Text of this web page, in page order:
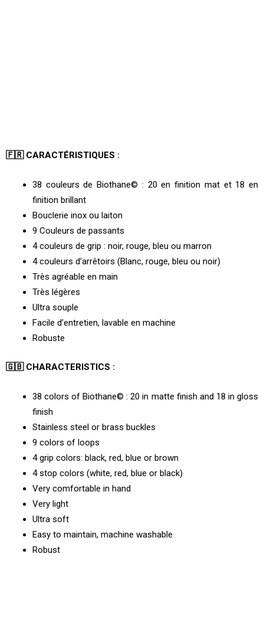
🇫🇷 CARACTÉRISTIQUES :
38 couleurs de Biothane© : 20 en finition mat et 18 en
finition brillant
Bouclerie inox ou laiton
9 Couleurs de passants
4 couleurs de grip : noir, rouge, bleu ou marron
4 couleurs d’arrêtoirs (Blanc, rouge, bleu ou noir)
Très agréable en main
Très légères
Ultra souple
Facile d’entretien, lavable en machine
Robuste
🇬🇧 CHARACTERISTICS :
38 colors of Biothane© : 20 in matte finish and 18 in gloss
finish
Stainless steel or brass buckles
9 colors of loops
4 grip colors: black, red, blue or brown
4 stop colors (white, red, blue or black)
Very comfortable in hand
Very light
Ultra soft
Easy to maintain, machine washable
Robust